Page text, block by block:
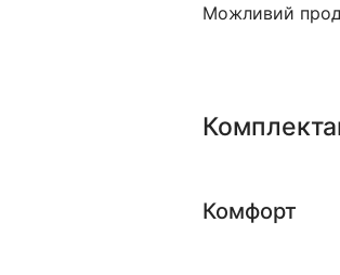
Можливий
Комфорт